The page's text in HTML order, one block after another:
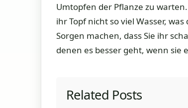
Umtopfen der Pflanze zu
ihr Topf nicht so viel Wasser,
Sorgen machen, dass Sie ihr
denen es besser geht, wenn sie
Related Posts